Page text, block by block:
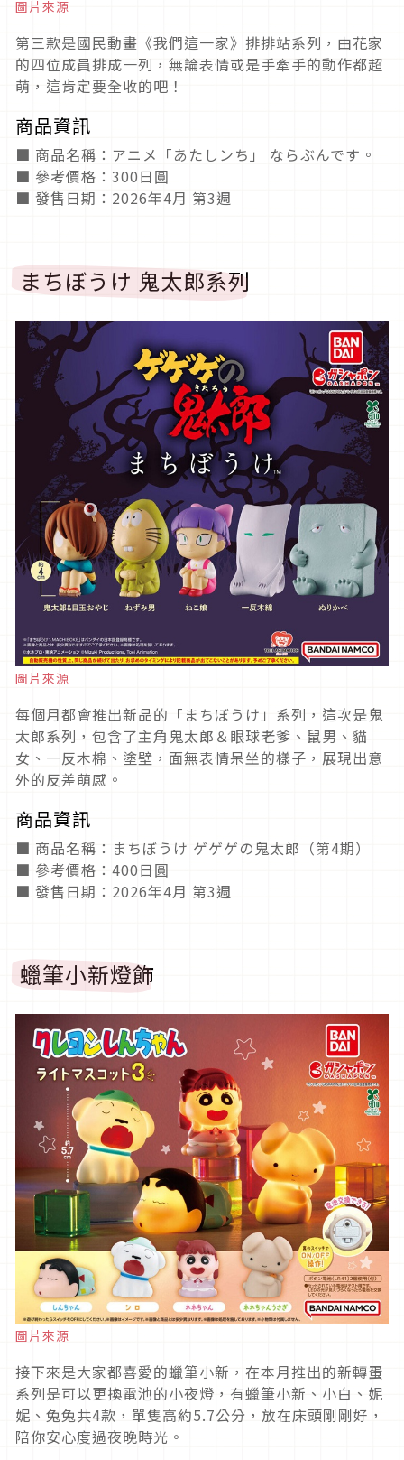
圖片來源
第三款是國民動畫《我們這一家》排排站系列，由花家
的四位成員排成一列，無論表情或是手牽手的動作都超
萌，這肯定要全收的吧！
商品資訊
■ 商品名稱：アニメ「あたしンち」 ならぶんです。
■ 參考價格：300日圓
■ 發售日期：2026年4月 第3週
まちぼうけ 鬼太郎系列
圖片來源
每個月都會推出新品的「まちぼうけ」系列，這次是鬼
太郎系列，包含了主角鬼太郎＆眼球老爹、鼠男、貓
女、一反木棉、塗壁，面無表情呆坐的樣子，展現出意
外的反差萌感。
商品資訊
■ 商品名稱：まちぼうけ ゲゲゲの鬼太郎（第4期）
■ 參考價格：400日圓
■ 發售日期：2026年4月 第3週
蠟筆小新燈飾
圖片來源
接下來是大家都喜愛的蠟筆小新，在本月推出的新轉蛋
系列是可以更換電池的小夜燈，有蠟筆小新、小白、妮
妮、兔兔共4款，單隻高約5.7公分，放在床頭剛剛好，
陪你安心度過夜晚時光。